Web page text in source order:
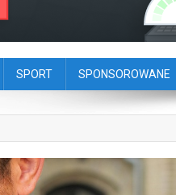
SPORT SPONSOROWANE